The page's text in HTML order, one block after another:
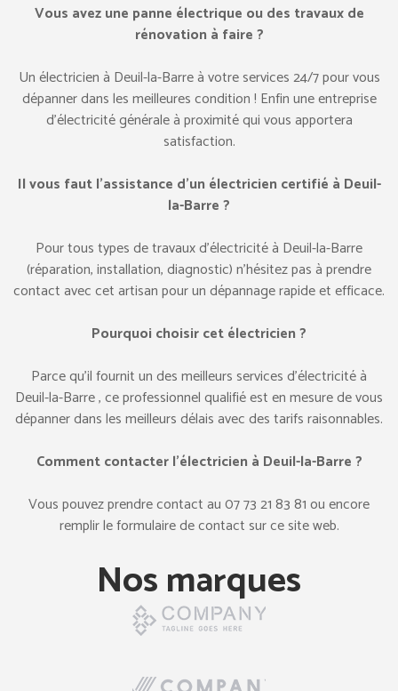
Vous avez une panne électrique ou des travaux de
rénovation à faire ?
Un électricien à Deuil-la-Barre à votre services 24/7 pour vous
dépanner dans les meilleures condition ! Enfin une entreprise
d’électricité générale à proximité qui vous apportera
satisfaction.
Il vous faut l’assistance d’un électricien certifié à Deuil-
la-Barre ?
Pour tous types de travaux d’électricité à Deuil-la-Barre
(réparation, installation, diagnostic) n’hésitez pas à prendre
contact avec cet artisan pour un dépannage rapide et efficace.
Pourquoi choisir cet électricien ?
Parce qu’il fournit un des meilleurs services d’électricité à
Deuil-la-Barre , ce professionnel qualifié est en mesure de vous
dépanner dans les meilleurs délais avec des tarifs raisonnables.
Comment contacter l’électricien à Deuil-la-Barre ?
Vous pouvez prendre contact au ‎07 73 21 83 81 ou encore
remplir le formulaire de contact sur ce site web.
Nos marques